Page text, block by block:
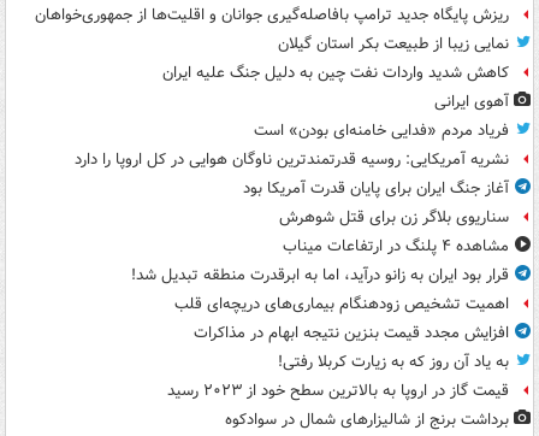
ریزش پایگاه جدید ترامپ بافاصله‌گیری جوانان و اقلیت‌ها از جمهوری‌خواهان
نمایی زیبا از طبیعت بکر استان گیلان
کاهش شدید واردات نفت چین به دلیل جنگ علیه ایران
آهوی ایرانی
فریاد مردم «فدایی خامنه‌ای بودن» است
نشریه آمریکایی: روسیه قدرتمندترین ناوگان هوایی در کل اروپا را دارد
آغاز جنگ ایران برای پایان قدرت آمریکا بود
سناریوی بلاگر زن برای قتل شوهرش
مشاهده ۴ پلنگ در ارتفاعات میناب
قرار بود ایران به زانو درآید، اما به ابرقدرت منطقه تبدیل شد!
اهمیت تشخیص زودهنگام بیماری‌های دریچه‌ای قلب
افزایش مجدد قیمت بنزین نتیجه ابهام در مذاکرات
به یاد آن روز که به زیارت کربلا رفتی!
قیمت گاز در اروپا به بالاترین سطح خود از ۲۰۲۳ رسید
برداشت برنج از شالیزارهای شمال در سوادکوه